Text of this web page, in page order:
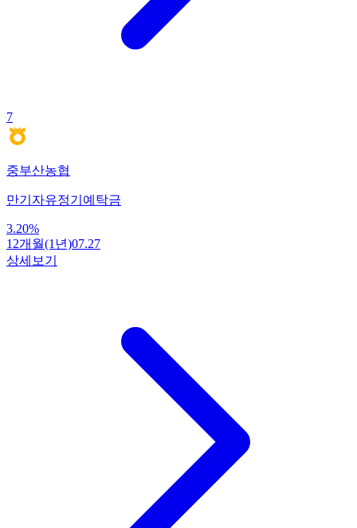
7
중부산농협
만기자유정기예탁금
3.20%
12개월(1년)07.27
상세보기